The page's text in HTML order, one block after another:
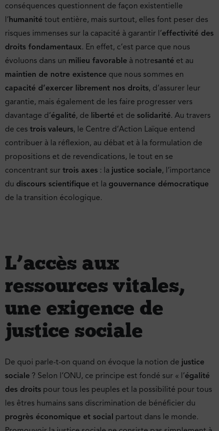
conséquences questionnent de façon existentielle
l’humanité tout entière, mais surtout, elles font peser des
risques immenses sur la capacité à garantir l’effectivité des
droits fondamentaux. En effet, c’est parce que nous
évoluons dans un milieu favorable à notresanté et au
maintien de notre existence que nous sommes en
capacité d’exercer librement nos droits, d’assurer leur
garantie, mais également de les faire progresser vers
davantage d’égalité, de liberté et de solidarité. Au travers
de ces trois valeurs, le Centre d’Action Laïque entend
contribuer à la réflexion, au débat et à la formulation de
propositions et de revendications, le tout en se
concentrant sur trois axes : la justice sociale, l’importance
du discours scientifique et la gouvernance démocratique
de la transition écologique.
L’accès aux
ressources vitales,
une exigence de
justice sociale
De quoi parle-t-on quand on évoque la notion de justice
sociale ? Selon l’ONU, ce principe est fondé sur « l’égalité
des droits pour tous les peuples et la possibilité pour tous
les êtres humains sans discrimination de bénéficier du
progrès économique et social partout dans le monde.